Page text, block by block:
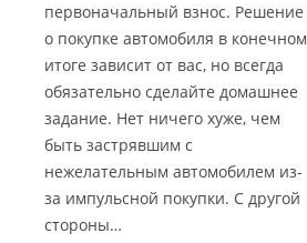
первоначальный взнос. Решение
о покупке автомобиля в конечном
итоге зависит от вас, но всегда
обязательно сделайте домашнее
задание. Нет ничего хуже, чем
быть застрявшим с
нежелательным автомобилем из-
за импульсной покупки. С другой
стороны…